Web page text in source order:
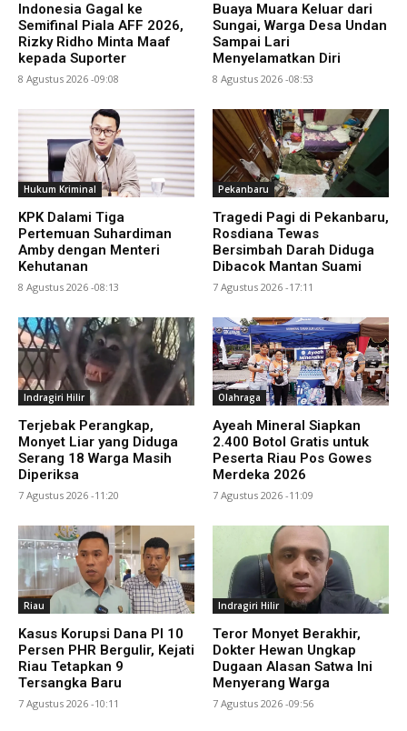
Indonesia Gagal ke
Semifinal Piala AFF 2026,
Rizky Ridho Minta Maaf
kepada Suporter
8 Agustus 2026 -09:08
Buaya Muara Keluar dari
Sungai, Warga Desa Undan
Sampai Lari
Menyelamatkan Diri
8 Agustus 2026 -08:53
Hukum Kriminal
KPK Dalami Tiga
Pertemuan Suhardiman
Amby dengan Menteri
Kehutanan
8 Agustus 2026 -08:13
Pekanbaru
Tragedi Pagi di Pekanbaru,
Rosdiana Tewas
Bersimbah Darah Diduga
Dibacok Mantan Suami
7 Agustus 2026 -17:11
Indragiri Hilir
Terjebak Perangkap,
Monyet Liar yang Diduga
Serang 18 Warga Masih
Diperiksa
7 Agustus 2026 -11:20
Olahraga
Ayeah Mineral Siapkan
2.400 Botol Gratis untuk
Peserta Riau Pos Gowes
Merdeka 2026
7 Agustus 2026 -11:09
Riau
Kasus Korupsi Dana PI 10
Persen PHR Bergulir, Kejati
Riau Tetapkan 9
Tersangka Baru
7 Agustus 2026 -10:11
Indragiri Hilir
Teror Monyet Berakhir,
Dokter Hewan Ungkap
Dugaan Alasan Satwa Ini
Menyerang Warga
7 Agustus 2026 -09:56